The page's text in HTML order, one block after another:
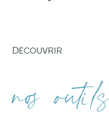
découvrir
nos